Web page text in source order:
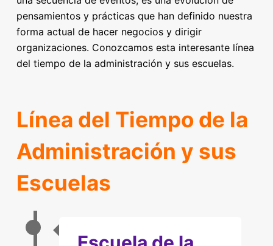
pensamientos y prácticas que han definido nuestra
forma actual de hacer negocios y dirigir
organizaciones. Conozcamos esta interesante línea
del tiempo de la administración y sus escuelas.
Línea del Tiempo de la
Administración y sus
Escuelas